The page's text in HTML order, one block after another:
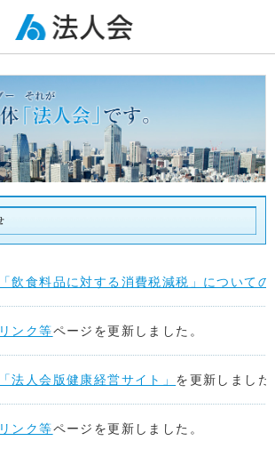
「飲食料品に対する消費税減税」について
リンク等ページを更新しました。
「法人会版健康経営サイト」 を更新しました
リンク等ページを更新しました。